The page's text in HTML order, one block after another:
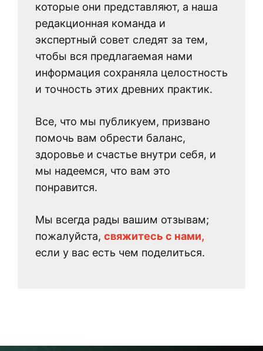
которые они представляют, а наша
редакционная команда и
экспертный совет следят за тем,
чтобы вся предлагаемая нами
информация сохраняла целостность
и точность этих древних практик.
Все, что мы публикуем, призвано
помочь вам обрести баланс,
здоровье и счастье внутри себя, и
мы надеемся, что вам это
понравится.
Мы всегда рады вашим отзывам;
пожалуйста, свяжитесь с нами,
если у вас есть чем поделиться.